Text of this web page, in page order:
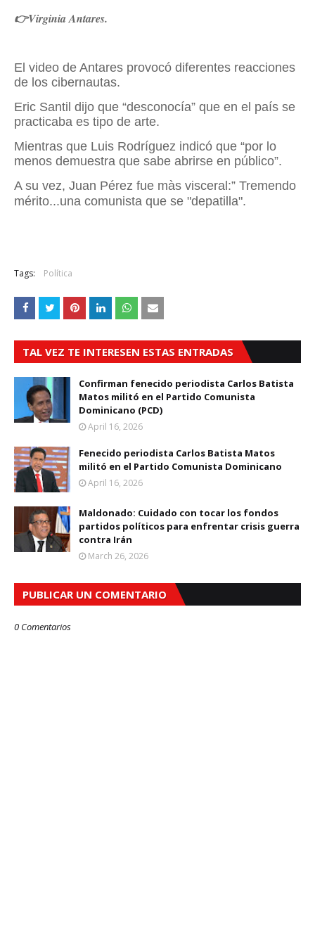
👉Virginia Antares.
El video de Antares provocó diferentes reacciones
de los cibernautas.
Eric Santil dijo que “desconocía” que en el país se
practicaba es tipo de arte.
Mientras que Luis Rodríguez indicó que “por lo
menos demuestra que sabe abrirse en público”.
A su vez, Juan Pérez fue màs visceral:” Tremendo
mérito...una comunista que se "depatilla".
Tags: Política
TAL VEZ TE INTERESEN ESTAS ENTRADAS
Confirman fenecido periodista Carlos Batista
Matos militó en el Partido Comunista
Dominicano (PCD)
April 16, 2026
Fenecido periodista Carlos Batista Matos
militó en el Partido Comunista Dominicano
April 16, 2026
Maldonado: Cuidado con tocar los fondos
partidos políticos para enfrentar crisis guerra
contra Irán
March 26, 2026
PUBLICAR UN COMENTARIO
0 Comentarios